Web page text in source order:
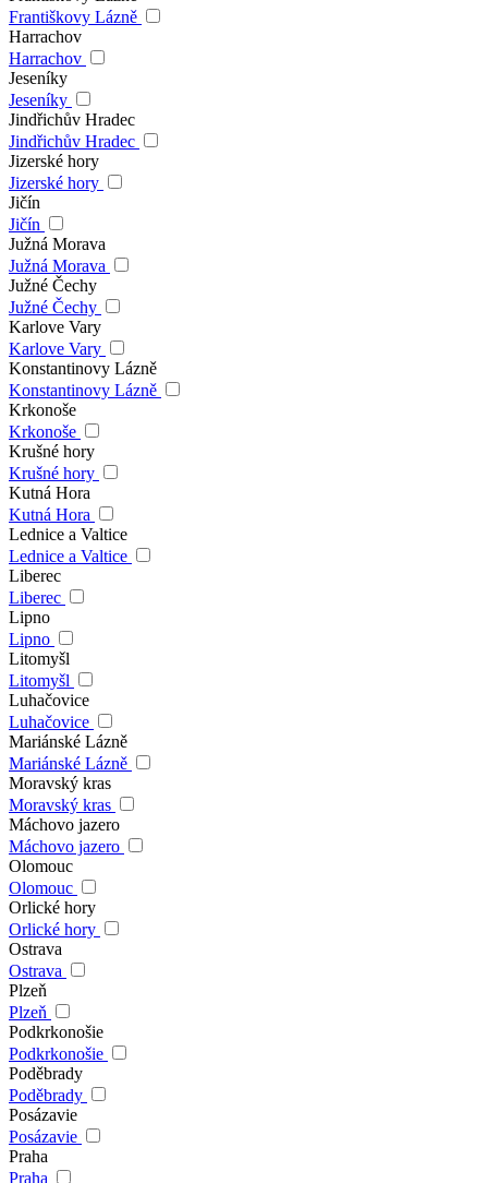
Františkovy Lázně
Harrachov
Harrachov
Jeseníky
Jeseníky
Jindřichův Hradec
Jindřichův Hradec
Jizerské hory
Jizerské hory
Jičín
Jičín
Južná Morava
Južná Morava
Južné Čechy
Južné Čechy
Karlove Vary
Karlove Vary
Konstantinovy Lázně
Konstantinovy Lázně
Krkonoše
Krkonoše
Krušné hory
Krušné hory
Kutná Hora
Kutná Hora
Lednice a Valtice
Lednice a Valtice
Liberec
Liberec
Lipno
Lipno
Litomyšl
Litomyšl
Luhačovice
Luhačovice
Mariánské Lázně
Mariánské Lázně
Moravský kras
Moravský kras
Máchovo jazero
Máchovo jazero
Olomouc
Olomouc
Orlické hory
Orlické hory
Ostrava
Ostrava
Plzeň
Plzeň
Podkrkonošie
Podkrkonošie
Poděbrady
Poděbrady
Posázavie
Posázavie
Praha
Praha